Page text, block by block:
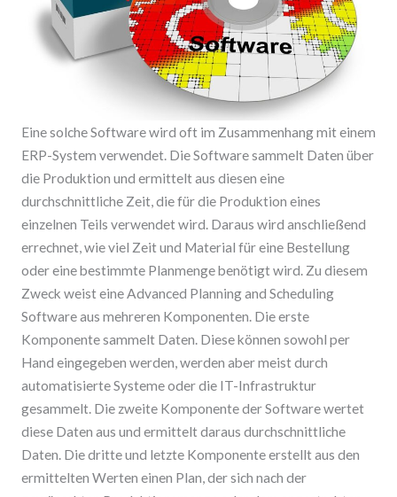
Eine solche Software wird oft im Zusammenhang mit einem
ERP-System verwendet. Die Software sammelt Daten über
die Produktion und ermittelt aus diesen eine
durchschnittliche Zeit, die für die Produktion eines
einzelnen Teils verwendet wird. Daraus wird anschließend
errechnet, wie viel Zeit und Material für eine Bestellung
oder eine bestimmte Planmenge benötigt wird. Zu diesem
Zweck weist eine Advanced Planning and Scheduling
Software aus mehreren Komponenten. Die erste
Komponente sammelt Daten. Diese können sowohl per
Hand eingegeben werden, werden aber meist durch
automatisierte Systeme oder die IT-Infrastruktur
gesammelt. Die zweite Komponente der Software wertet
diese Daten aus und ermittelt daraus durchschnittliche
Daten. Die dritte und letzte Komponente erstellt aus den
ermittelten Werten einen Plan, der sich nach der